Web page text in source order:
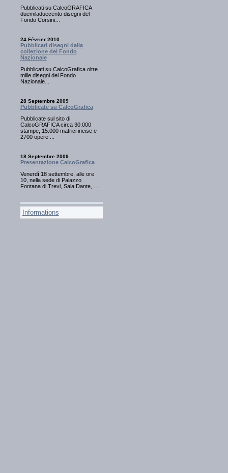
Pubblicati su CalcoGRAFICA
duemiladuecento disegni del
Fondo Corsini…
24 Février 2010
Pubblicati disegni dalla
collezione del Fondo
Nazionale
Pubblicati su CalcoGrafica oltre
mille disegni del Fondo
Nazionale...
28 Septembre 2009
Pubblicate su CalcoGrafica
Pubblicate sul sito di
CalcoGRAFICA circa 30.000
stampe, 15.000 matrici incise e
2700 opere ...
18 Septembre 2009
Presentazione CalcoGrafica
Venerdì 18 settembre, alle ore
10, nella sede di Palazzo
Fontana di Trevi, Sala Dante, ...
Informations